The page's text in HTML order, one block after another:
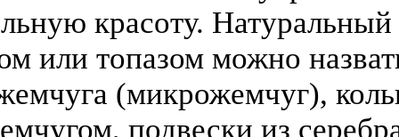
красоту.
или топазом можно
(микрожемчуг),
подвески из